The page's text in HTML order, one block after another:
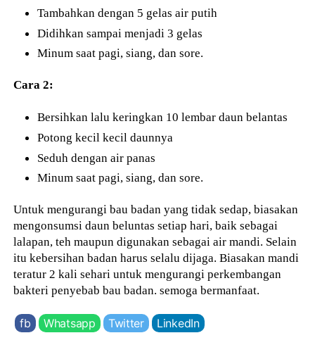
Tambahkan dengan 5 gelas air putih
Didihkan sampai menjadi 3 gelas
Minum saat pagi, siang, dan sore.
Cara 2:
Bersihkan lalu keringkan 10 lembar daun belantas
Potong kecil kecil daunnya
Seduh dengan air panas
Minum saat pagi, siang, dan sore.
Untuk mengurangi bau badan yang tidak sedap, biasakan
mengonsumsi daun beluntas setiap hari, baik sebagai
lalapan, teh maupun digunakan sebagai air mandi. Selain
itu kebersihan badan harus selalu dijaga. Biasakan mandi
teratur 2 kali sehari untuk mengurangi perkembangan
bakteri penyebab bau badan. semoga bermanfaat.
fb Whatsapp Twitter LinkedIn